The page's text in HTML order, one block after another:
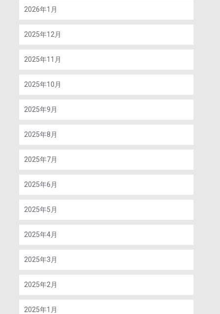
2026年1月
2025年12月
2025年11月
2025年10月
2025年9月
2025年8月
2025年7月
2025年6月
2025年5月
2025年4月
2025年3月
2025年2月
2025年1月